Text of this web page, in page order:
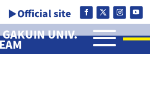
▶Official site
UNIV. a